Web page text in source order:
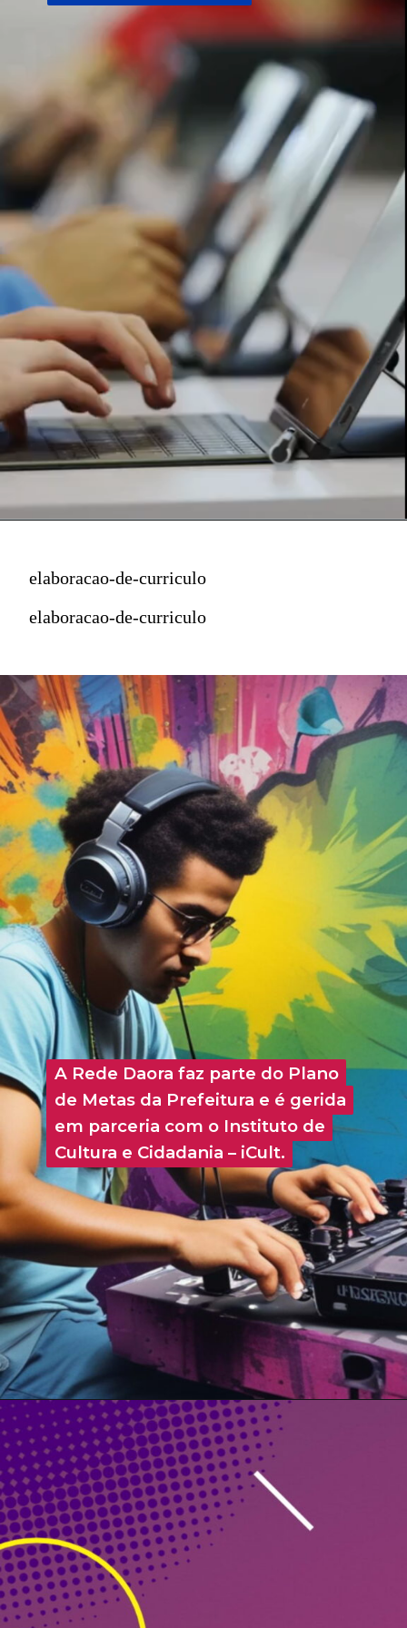
elaboracao-de-curriculo
elaboracao-de-curriculo
A Rede Daora faz parte do Plano
de Metas da Prefeitura e é gerida
em parceria com o Instituto de
Cultura e Cidadania – iCult.
A Rede Daora faz parte do Plano
de Metas da Prefeitura e é gerida
em parceria com o Instituto de
Cultura e Cidadania – iCult.